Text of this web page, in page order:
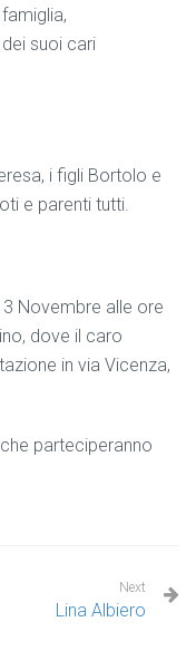
suoi cari
i figli Bortolo e
e parenti tutti.
Novembre alle ore
dove il caro
in via Vicenza,
parteciperanno
Next
Lina Albiero